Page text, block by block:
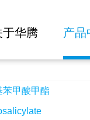
于华腾 产品
苯甲酸甲酯